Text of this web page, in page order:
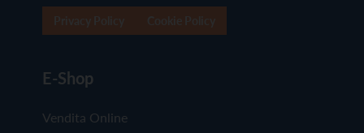
E-Shop
Vendita Online